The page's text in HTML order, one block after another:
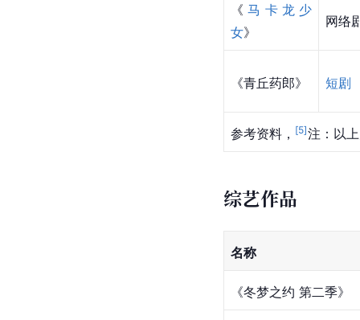
《马卡龙少
女》
网络
《青丘药郎》 短剧
参考资料， [5]注：以
综艺作品
名称
《冬梦之约 第二季》